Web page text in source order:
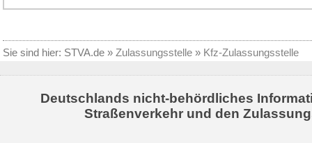
Sie sind hier: STVA.de » Zulassungsstelle » Kfz-Zulassungsstelle
Deutschlands nicht-behördliches
Straßenverkehr und den